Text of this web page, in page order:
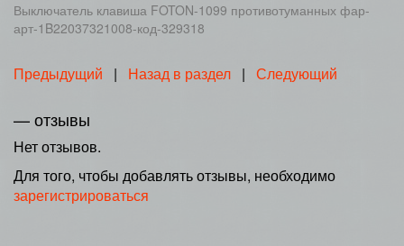
Выключатель клавиша FOTON-1099 противотуманных фар-
арт-1B22037321008-код-329318
Предыдущий | Назад в раздел | Следующий
— отзывы
Нет отзывов.
Для того, чтобы добавлять отзывы, необходимо
зарегистрироваться